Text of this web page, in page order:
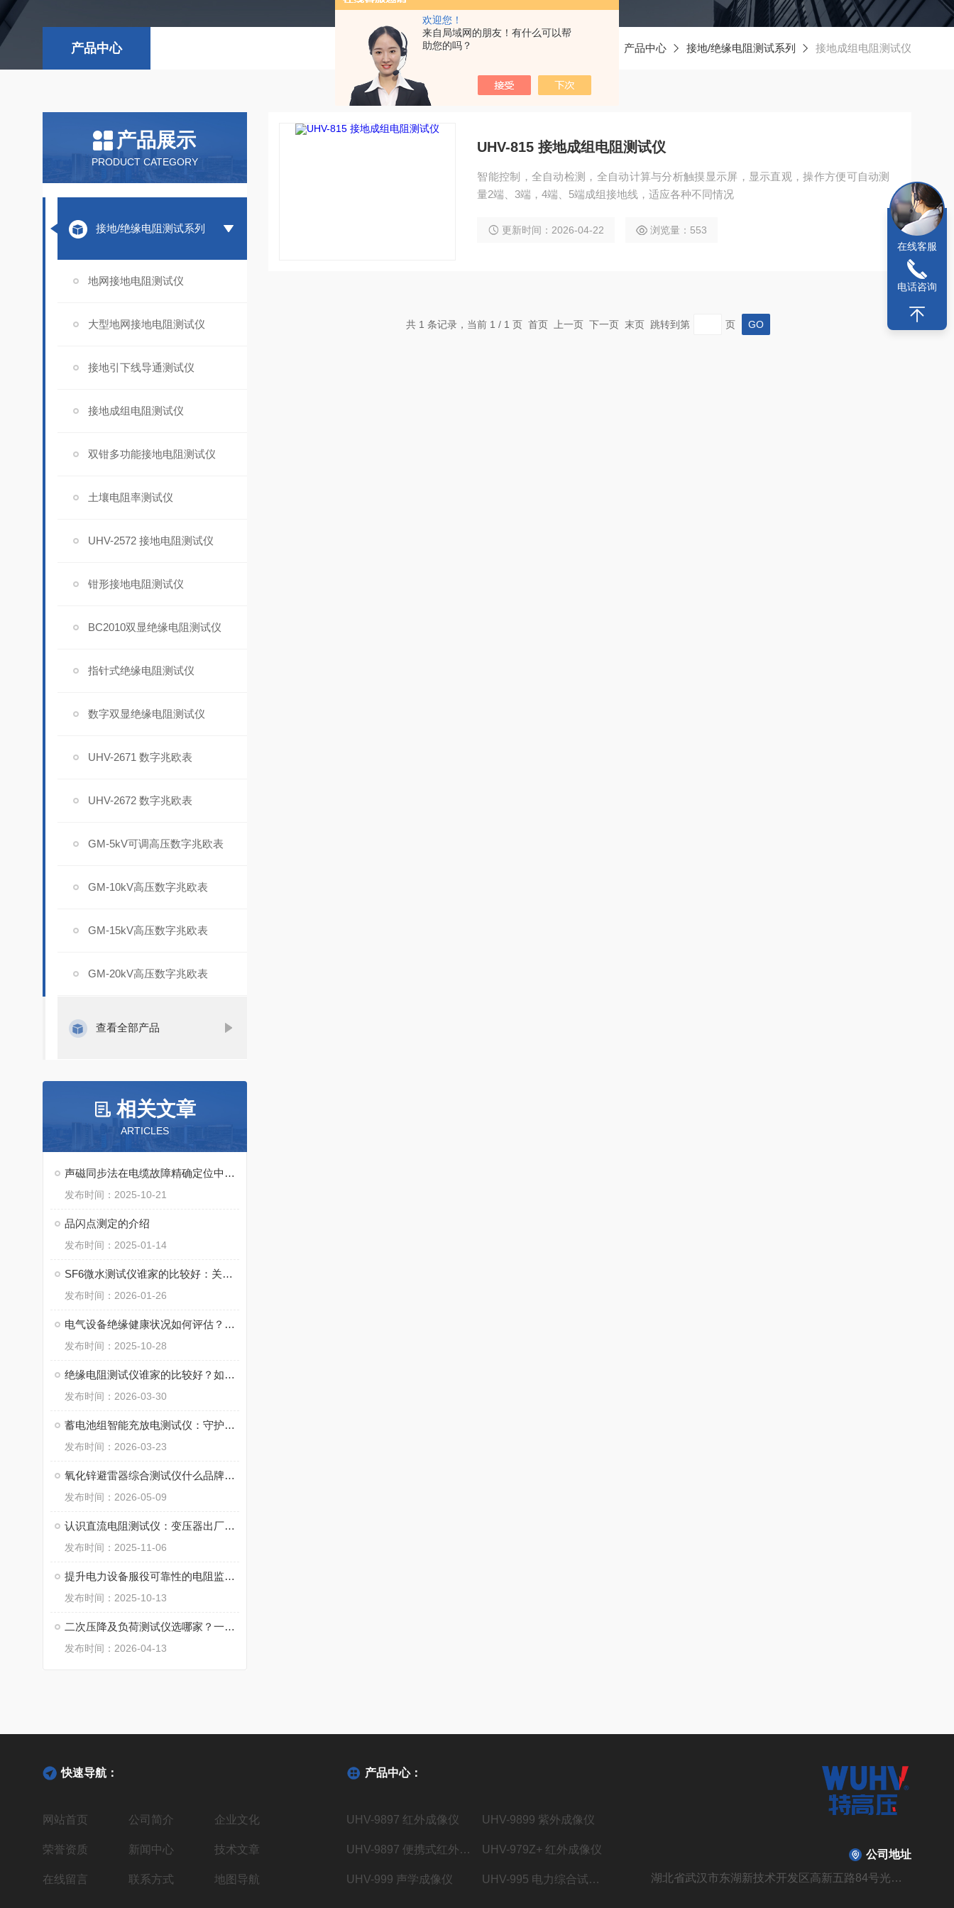
欢迎您！
来自局域网的朋友！有什么可以帮
助您的吗？
产品中心 产品中心 接地/绝缘电阻测试系列 接地成组电阻测试仪
产品展示
PRODUCT CATEGORY
接地/绝缘电阻测试系列
地网接地电阻测试仪
大型地网接地电阻测试仪
接地引下线导通测试仪
接地成组电阻测试仪
双钳多功能接地电阻测试仪
土壤电阻率测试仪
UHV-2572 接地电阻测试仪
钳形接地电阻测试仪
BC2010双显绝缘电阻测试仪
指针式绝缘电阻测试仪
数字双显绝缘电阻测试仪
UHV-2671 数字兆欧表
UHV-2672 数字兆欧表
GM-5kV可调高压数字兆欧表
GM-10kV高压数字兆欧表
GM-15kV高压数字兆欧表
GM-20kV高压数字兆欧表
查看全部产品
相关文章
ARTICLES
声磁同步法在电缆故障精确定位中的应用实践
发布时间：2025-10-21
品闪点测定的介绍
发布时间：2025-01-14
SF6微水测试仪谁家的比较好：关键看测量稳定、操作便捷与数据管理
发布时间：2026-01-26
电气设备绝缘健康状况如何评估？介质损耗测试给出答案
发布时间：2025-10-28
绝缘电阻测试仪谁家的比较好？如何为化工企业挑选一款“靠得住”的测试仪？
发布时间：2026-03-30
蓄电池组智能充放电测试仪：守护储能系统安全的智慧神器
发布时间：2026-03-23
氧化锌避雷器综合测试仪什么品牌好？一线运维人员的实测体验
发布时间：2026-05-09
认识直流电阻测试仪：变压器出厂与运维的常规检查
发布时间：2025-11-06
提升电力设备服役可靠性的电阻监测方法
发布时间：2025-10-13
二次压降及负荷测试仪选哪家？一份来自武汉特高压的深度解析
发布时间：2026-04-13
UHV-815 接地成组电阻测试仪
智能控制，全自动检测，全自动计算与分析触摸显示屏，显示直观，操作方便可自动测
量2端、3端，4端、5端成组接地线，适应各种不同情况
更新时间：2026-04-22 浏览量：553
共 1 条记录，当前 1 / 1 页 首页 上一页 下一页 末页 跳转到第 页
快速导航：
网站首页 公司简介 企业文化
荣誉资质 新闻中心 技术文章
在线留言 联系方式 地图导航
产品中心：
UHV-9897 红外成像仪 UHV-9899 紫外成像仪
UHV-9897 便携式红外成像仪 UHV-979Z+ 红外成像仪
UHV-999 声学成像仪 UHV-995 电力综合试验车
公司地址
湖北省武汉市东湖新技术开发区高新五路84号光谷光机电产业园6栋
在线客服
电话咨询